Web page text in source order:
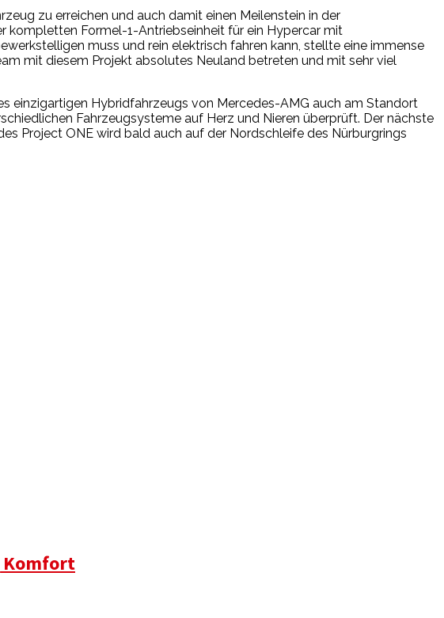
zu erreichen und auch damit einen Meilenstein in der
kompletten Formel-1-Antriebseinheit für ein Hypercar mit
muss und rein elektrisch fahren kann, stellte eine immense
mit diesem Projekt absolutes Neuland betreten und mit sehr viel
einzigartigen Hybridfahrzeugs von Mercedes-AMG auch am Standort
Fahrzeugsysteme auf Herz und Nieren überprüft. Der nächste
Project ONE wird bald auch auf der Nordschleife des Nürburgrings
Komfort